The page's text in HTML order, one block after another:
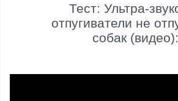
Тест: Ультра-
отпугиватели не
собак (видео):